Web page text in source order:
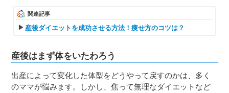
関連記事
産後ダイエットを成功させる方法！痩せ方のコツは？
産後はまず体をいたわろう
出産によって変化した体型をどうやって戻すのかは、多く
のママが悩みます。しかし、焦って無理なダイエットなど